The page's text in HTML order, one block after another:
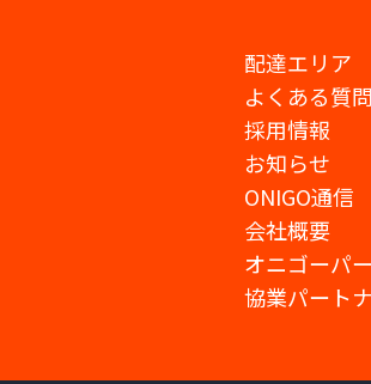
配達エリア
よくある質問
採用情報
お知らせ
ONIGO通信
会社概要
オニゴーパ
協業パート